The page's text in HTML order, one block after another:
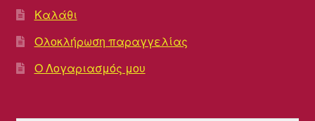
Καλάθι
Ολοκλήρωση παραγγελίας
Ο Λογαριασμός μου